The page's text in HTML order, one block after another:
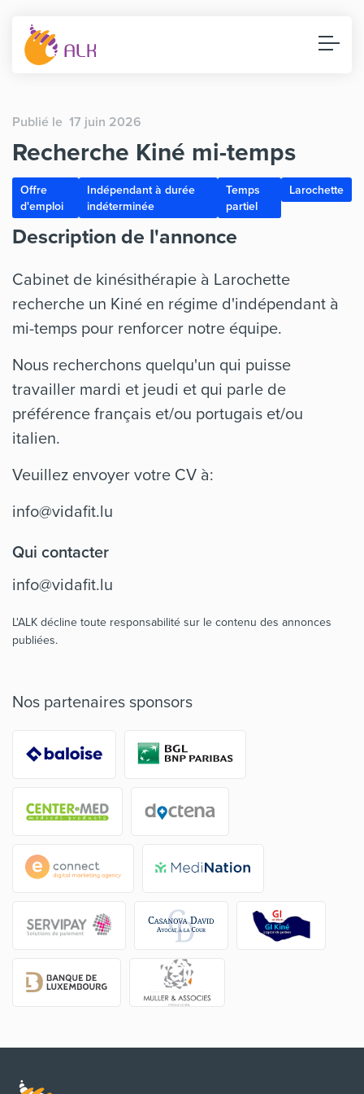
Publié le 17 juin 2026
Recherche Kiné mi-temps
Offre
d'emploi
Indépendant à durée
indéterminée
Temps
partiel
Larochette
Description de l'annonce
Cabinet de kinésithérapie à Larochette
recherche un Kiné en régime d'indépendant à
mi-temps pour renforcer notre équipe.
Nous recherchons quelqu'un qui puisse
travailler mardi et jeudi et qui parle de
préférence français et/ou portugais et/ou
italien.
Veuillez envoyer votre CV à:
info@vidafit.lu
Qui contacter
info@vidafit.lu
L'ALK décline toute responsabilité sur le contenu des annonces
publiées.
Nos partenaires sponsors